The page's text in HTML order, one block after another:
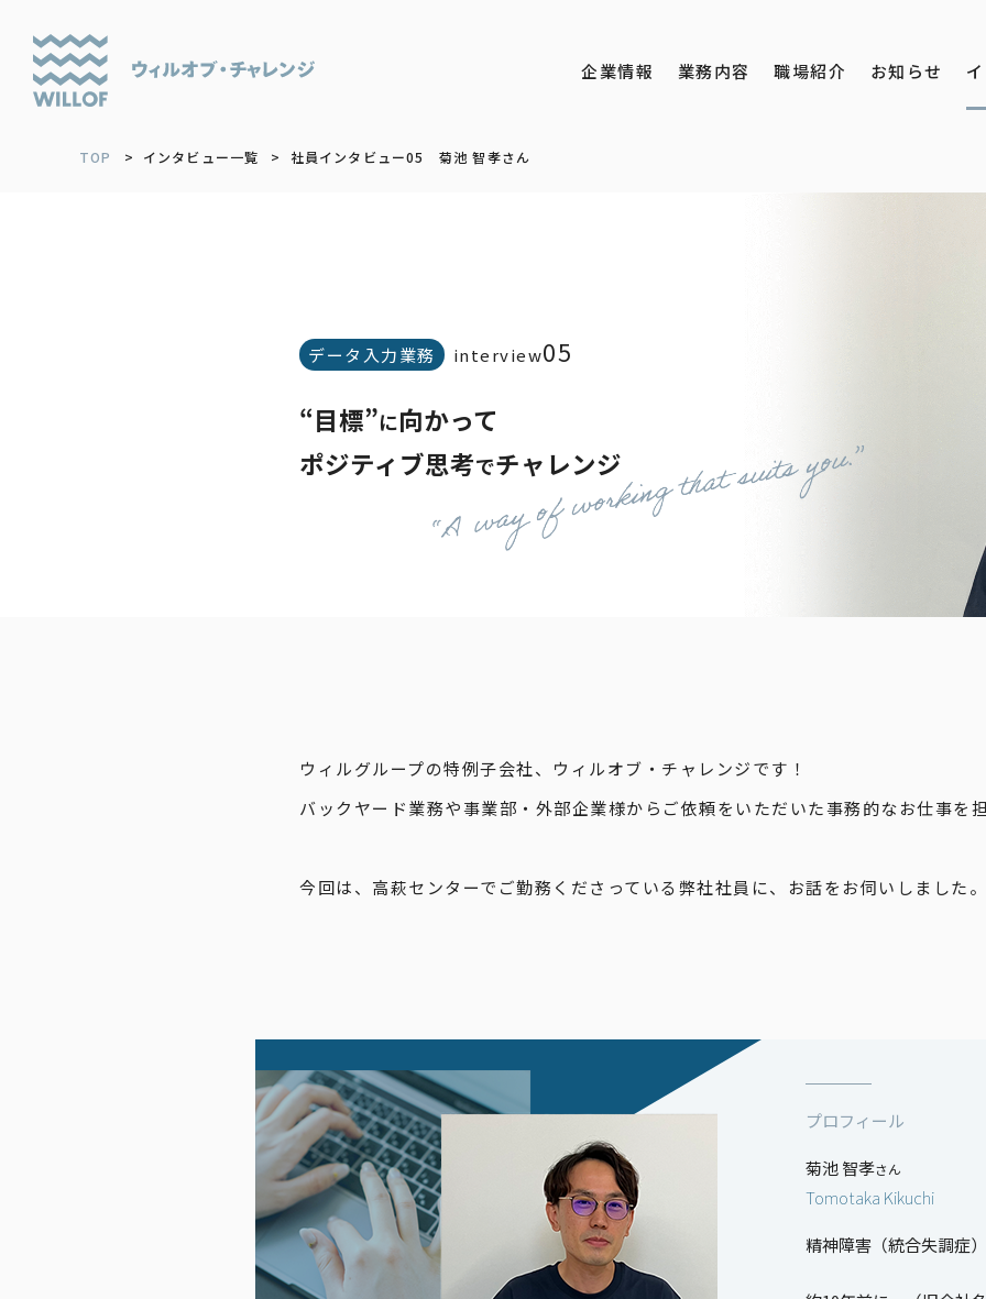
企業情報 業務内容 職場紹介 お知らせ
TOP インタビュー一覧 社員インタビュー05 菊池 智孝さん
データ入力業務 interview05
“目標”に向かって
ポジティブ思考でチャレンジ
ウィルグループの特例子会社、ウィルオブ・チャレンジです！
バックヤード業務や事業部・外部企業様からご依頼をいただいた事務的なお仕事を
今回は、高萩センターでご勤務くださっている弊社社員に、お話をお伺いしました。
プロフィール
菊池 智孝さん
Tomotaka Kikuchi
精神障害（統合失調症